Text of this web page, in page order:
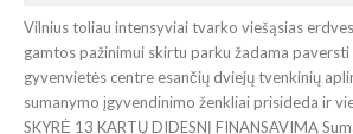
Vilnius toliau intensyviai tvarko viešąsias
gamtos pažinimui skirtu parku žadama paversti
gyvenvietės centre esančių dviejų tvenkinių
sumanymo įgyvendinimo ženkliai prisideda ir
SKYRĖ 13 KARTŲ DIDESNĮ FINANSAVIMĄ